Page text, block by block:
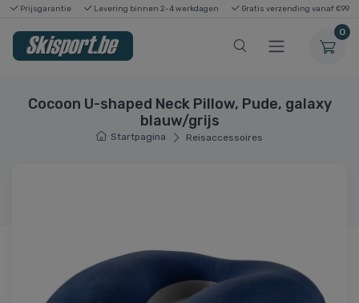
Prijsgarantie Levering binnen 2-4 werkdagen Gratis verzending vanaf €99
0
Cocoon U-shaped Neck Pillow, Pude, galaxy
blauw/grijs
Startpagina Reisaccessoires